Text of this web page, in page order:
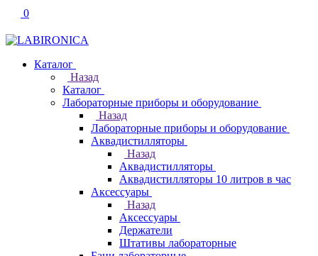
0
Каталог
Назад
Каталог
Лабораторные приборы и оборудование
Назад
Лабораторные приборы и оборудование
Аквадистилляторы
Назад
Аквадистилляторы
Аквадистилляторы 10 литров в час
Аксессуары
Назад
Аксессуары
Держатели
Штативы лабораторные